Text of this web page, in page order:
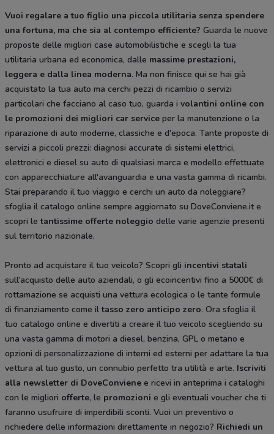
Vuoi regalare a tuo figlio una piccola utilitaria senza spendere
una fortuna, ma che sia al contempo efficiente? Guarda le nuove
proposte delle migliori case automobilistiche e scegli la tua
utilitaria urbana ed economica, dalle massime prestazioni,
leggera e dalla linea moderna. Ma non finisce qui se hai già
acquistato la tua auto ma cerchi pezzi di ricambio o servizi
particolari che facciano al caso tuo, guarda i volantini online con
le promozioni dei migliori car service per la manutenzione o la
riparazione di auto moderne, classiche e d'epoca. Tante proposte di
servizi a piccoli prezzi: diagnosi accurate di sistemi elettrici,
elettronici e diesel su auto di qualsiasi marca e modello effettuate
con apparecchiature all'avanguardia e una vasta gamma di ricambi.
Stai preparando il tuo viaggio e cerchi un auto da noleggiare?
sfoglia il catalogo online sempre aggiornato su DoveConviene.it e
scopri le tantissime offerte noleggio delle varie agenzie presenti
sul territorio nazionale.
Pronto ad acquistare il tuo veicolo? Scopri gli incentivi statali
sull’acquisto delle auto aziendali, o gli ecoincentivi fino a 5000€ di
rottamazione se acquisti una vettura ecologica o le tante formule
di finanziamento come iltasso zero anticipo zero. Ora sfoglia il
tuo catalogo online e divertiti a creare il tuo veicolo scegliendo su
una vasta gamma di motori a diesel, benzina, GPL o metano e
opzioni di personalizzazione di interni ed esterni per adattare la tua
vettura al tuo gusto, un connubio perfetto tra utilità e arte. Iscriviti
alla newsletter di DoveConviene e ricevi in anteprima i cataloghi
con le migliori offerte, le promozioni e gli eventuali voucher che ti
faranno usufruire di imperdibili sconti. Vuoi un preventivo o
richiedere delle informazioni direttamente in negozio? Richiedi un